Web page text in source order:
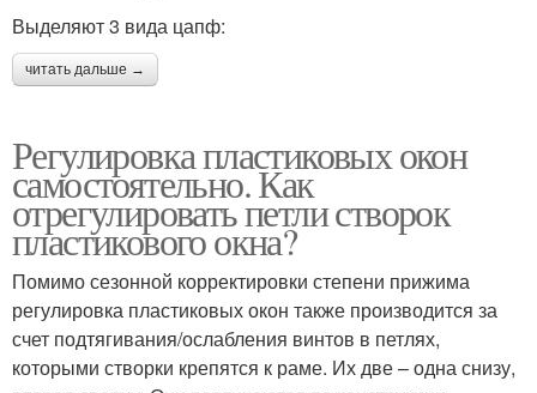
Выделяют 3 вида цапф:
читать дальше →
Регулировка пластиковых окон
самостоятельно. Как
отрегулировать петли створок
пластикового окна?
Помимо сезонной корректировки степени прижима
регулировка пластиковых окон также производится за
счет подтягивания/ослабления винтов в петлях,
которыми створки крепятся к раме. Их две – одна снизу,